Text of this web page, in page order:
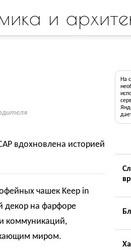
и
вдохновлена историей
чашек Keep in
декор на фарфоре
коммуникаций,
миром.
На